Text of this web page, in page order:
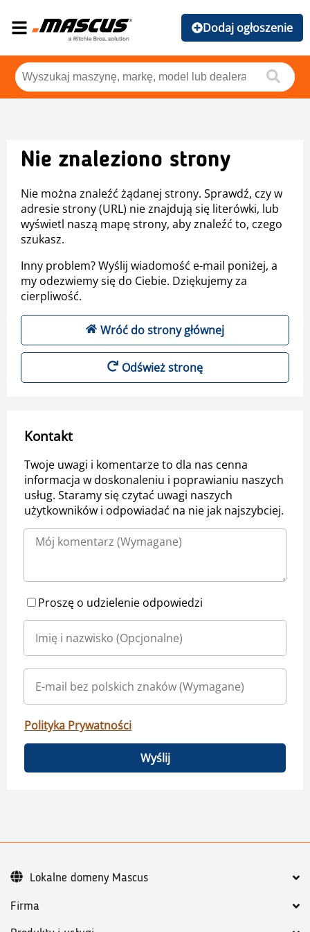
Dodaj ogłoszenie
Nie znaleziono strony
Nie można znaleźć żądanej strony. Sprawdź, czy w
adresie strony (URL) nie znajdują się literówki, lub
wyświetl naszą mapę strony, aby znaleźć to, czego
szukasz.
Inny problem? Wyślij wiadomość e-mail poniżej, a
my odezwiemy się do Ciebie. Dziękujemy za
cierpliwość.
Wróć do strony głównej
Odśwież stronę
Kontakt
Twoje uwagi i komentarze to dla nas cenna
informacja w doskonaleniu i poprawianiu naszych
usług. Staramy się czytać uwagi naszych
użytkowników i odpowiadać na nie jak najszybciej.
Proszę o udzielenie odpowiedzi
Polityka Prywatności
Wyślij
Firma
Lokalne domeny Mascus